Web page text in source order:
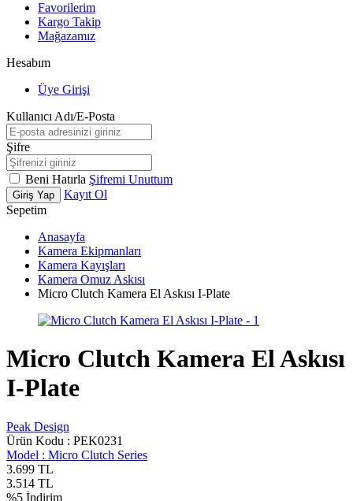
Favorilerim
Kargo Takip
Mağazamız
Hesabım
Üye Girişi
Kullanıcı Adı/E-Posta
Şifre
Beni Hatırla Şifremi Unuttum
Giriş Yap
Kayıt Ol
Sepetim
Anasayfa
Kamera Ekipmanları
Kamera Kayışları
Kamera Omuz Askısı
Micro Clutch Kamera El Askısı I-Plate
Micro Clutch Kamera El Askısı
I-Plate
Peak Design
Ürün Kodu : PEK0231
Model : Micro Clutch Series
3.699 TL
3.514 TL
%5 İndirim